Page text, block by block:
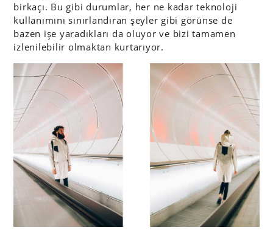
birkaçı. Bu gibi durumlar, her ne kadar teknoloji
kullanımını sınırlandıran şeyler gibi görünse de
bazen işe yaradıkları da oluyor ve bizi tamamen
izlenilebilir olmaktan kurtarıyor.